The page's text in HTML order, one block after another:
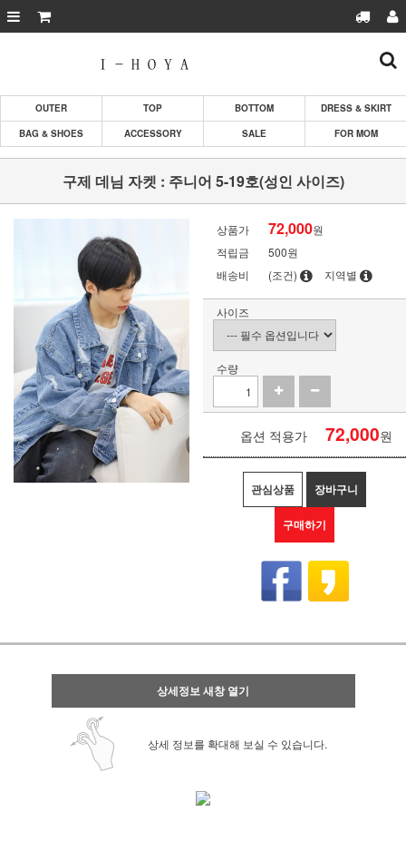
OUTER TOP BOTTOM
DRESS & SKIRT
BAG & SHOES
ACCESSORY SALE FOR MOM
구제 데님 자켓 : 주니어 5-19호(성인 사이즈)
상품가 72,000원
적립금
500원
배송비
(조건) 지역별
사이즈
수량
옵션 적용가 72,000원
관심상품 장바구니
구매하기
상세정보 새창 열기
상세 정보를 확대해 보실 수 있습니다.